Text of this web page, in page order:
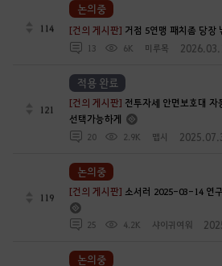
114 [건의 게시판] 거점 5연맹 패치좀 당장
13 6K 미루목
논의중
121
[건의 게시판] 전투자세 안면보호대 자
선택가능하게
20 2.9K 맵시
적용 완료
119 [건의 게시판] 소서러 2025-03-14 연
25 4.2K 샤이귀여워
논의중
논의중